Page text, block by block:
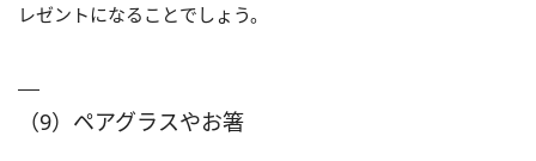
レゼントになることでしょう。
（9）ペアグラスやお箸